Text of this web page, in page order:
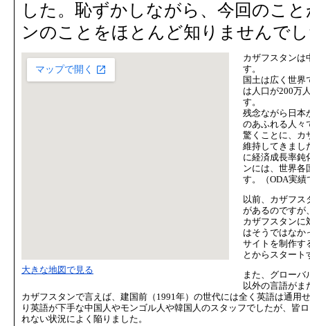
した。恥ずかしながら、今回のこ
ンのことをほとんど知りませんで
大きな地図で見る
カザフスタンは
す。
国土は広く世界
は人口が200万
す。
残念ながら日本
のあふれる人々
驚くことに、カ
維持してきまし
に経済成長率鈍
ンには、世界各
す。（ODA実
以前、カザフス
があるのですが
カザフスタンに
はそうではなか
サイトを制作す
とからスタート
また、グローバ
以外の言語がま
カザフスタンで言えば、建国前（1991年）の世代には全く英語は通用
り英語が下手な中国人やモンゴル人や韓国人のスタッフでしたが、皆
れない状況によく陥りました。